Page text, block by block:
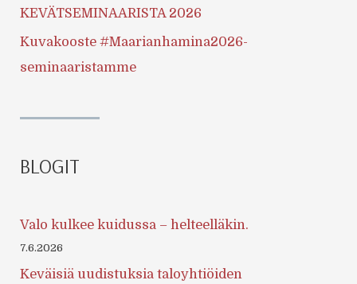
KEVÄTSEMINAARISTA 2026
Kuvakooste #Maarianhamina2026-
seminaaristamme
BLOGIT
Valo kulkee kuidussa – helteelläkin.
7.6.2026
Keväisiä uudistuksia taloyhtiöiden